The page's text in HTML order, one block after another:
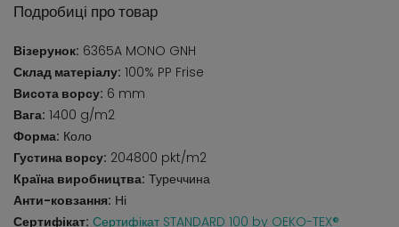
Подробиці про товар
Візерунок: 6365A MONO GNH
Склад матеріалу: 100% PP Frise
Висота ворсу: 6 mm
Вага: 1400 g/m2
Форма: Коло
Густина ворсу: 204800 pkt/m2
Країна виробництва: Туреччина
Анти-ковзання: Ні
Сертифікат: Сертифікат STANDARD 100 by OEKO-TEX®